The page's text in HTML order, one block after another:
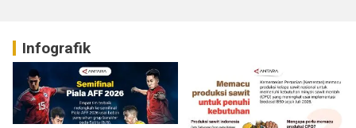
Infografik